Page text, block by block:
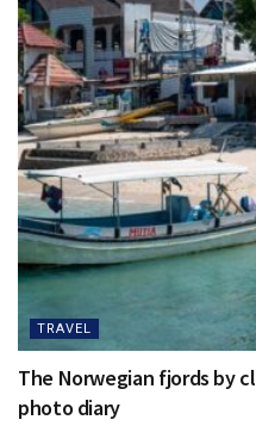
TRAVEL
The Norwegian fjords by
photo diary